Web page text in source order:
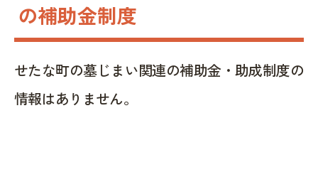
の補助金制度
せたな町の墓じまい関連の補助金・助成制度の
情報はありません。